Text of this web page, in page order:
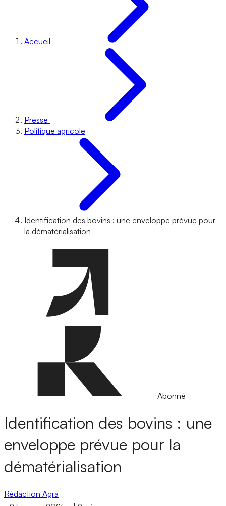
Accueil
Presse
Politique agricole
Identification des bovins : une enveloppe prévue pour
la dématérialisation
Abonné
Identification des bovins : une
enveloppe prévue pour la
dématérialisation
Rédaction Agra